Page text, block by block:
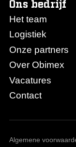
Ons bedrijf
Het team
Logistiek
Onze partners
Over Obimex
Vacatures
Contact
Algemene